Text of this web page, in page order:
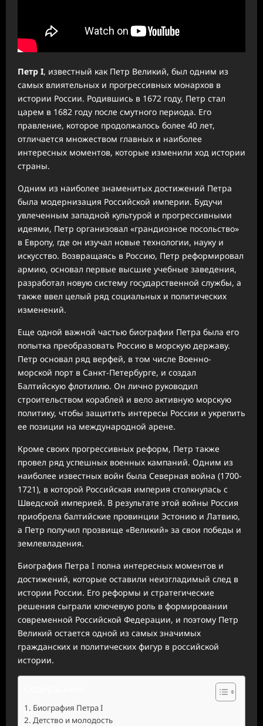
Петр I, известный как Петр Великий, был одним из
самых влиятельных и прогрессивных монархов в
истории России. Родившись в 1672 году, Петр стал
царем в 1682 году после смутного периода. Его
правление, которое продолжалось более 40 лет,
отличается множеством главных и наиболее
интересных моментов, которые изменили ход истории
страны.
Одним из наиболее знаменитых достижений Петра
была модернизация Российской империи. Будучи
увлеченным западной культурой и прогрессивными
идеями, Петр организовал «грандиозное посольство»
в Европу, где он изучал новые технологии, науку и
искусство. Возвращаясь в Россию, Петр реформировал
армию, основал первые высшие учебные заведения,
разработал новую систему государственной службы, а
также ввел целый ряд социальных и политических
изменений.
Еще одной важной частью биографии Петра была его
попытка преобразовать Россию в морскую державу.
Петр основал ряд верфей, в том числе Военно-
морской порт в Санкт-Петербурге, и создал
Балтийскую флотилию. Он лично руководил
строительством кораблей и вело активную морскую
политику, чтобы защитить интересы России и укрепить
ее позиции на международной арене.
Кроме своих прогрессивных реформ, Петр также
провел ряд успешных военных кампаний. Одним из
наиболее известных войн была Северная война (1700-
1721), в которой Российская империя столкнулась с
Шведской империей. В результате этой войны Россия
приобрела балтийские провинции Эстонию и Латвию,
а Петр получил прозвище «Великий» за свои победы и
землевладения.
Биография Петра I полна интересных моментов и
достижений, которые оставили неизгладимый след в
истории России. Его реформы и стратегические
решения сыграли ключевую роль в формировании
современной Российской Федерации, и поэтому Петр
Великий остается одной из самых значимых
гражданских и политических фигур в российской
истории.
Биография Петра I
Детство и молодость